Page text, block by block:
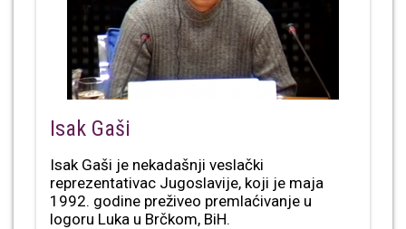
Isak Gaši
Isak Gaši je nekadašnji veslački
reprezentativac Jugoslavije, koji je maja
1992. godine preživeo premlaćivanje u
logoru Luka u Brčkom, BiH.